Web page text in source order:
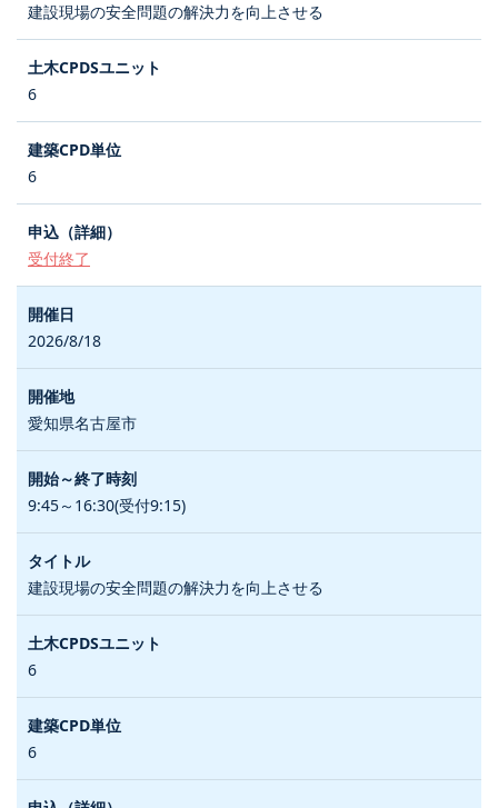
建設現場の安全問題の解決力を向上させる
6
6
受付終了
2026/8/18
愛知県名古屋市
9:45～16:30(受付9:15)
建設現場の安全問題の解決力を向上させる
6
6